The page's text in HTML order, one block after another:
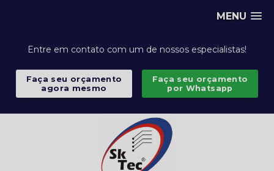
MENU
Entre em contato com um de nossos especialistas!
Faça seu orçamento
agora mesmo
Faça seu orçamento
por Whatsapp